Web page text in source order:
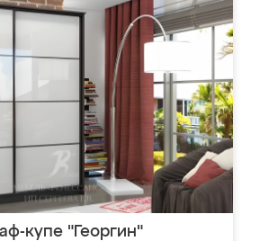
купе "Георгин"